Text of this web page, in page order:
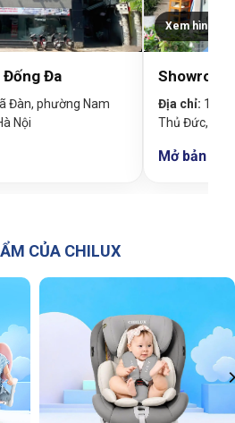
Đống Đa
Đàn, phường Nam
Nội
Xem hình
Địa chỉ: 19
Thủ Đức,
Mở bản đồ
CỦA CHILUX